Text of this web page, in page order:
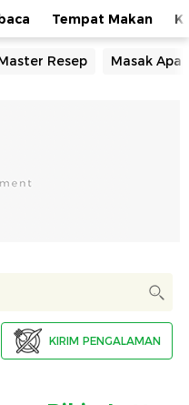
Tempat Makan
Resep Masak Apa
KIRIM PENGALAMAN